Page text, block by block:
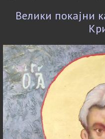
Велики покајни